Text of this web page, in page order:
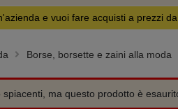
e vuoi fare acquisti a prezzi
Borse, borsette e zaini alla moda
spiacenti, ma questo prodotto è